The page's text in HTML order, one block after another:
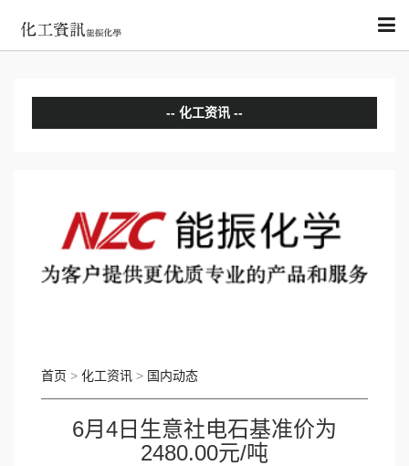
化工资讯
国际动态
首页 > 化工资讯 > 国内动态
6月4日生意社电石基准价为
2480.00元/吨